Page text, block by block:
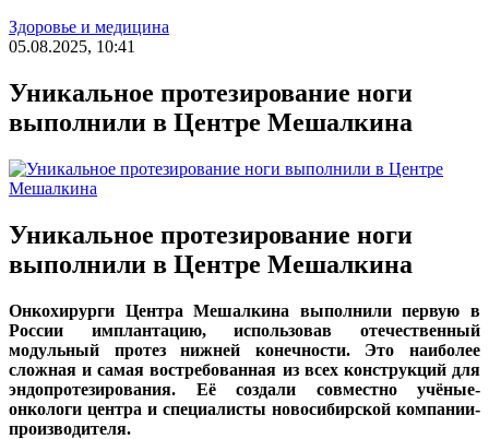
Здоровье и медицина
05.08.2025, 10:41
Уникальное протезирование ноги
выполнили в Центре Мешалкина
Уникальное протезирование ноги
выполнили в Центре Мешалкина
Онкохирурги Центра Мешалкина выполнили первую в
России имплантацию, использовав отечественный
модульный протез нижней конечности. Это наиболее
сложная и самая востребованная из всех конструкций для
эндопротезирования. Её создали совместно учёные-
онкологи центра и специалисты новосибирской компании-
производителя.